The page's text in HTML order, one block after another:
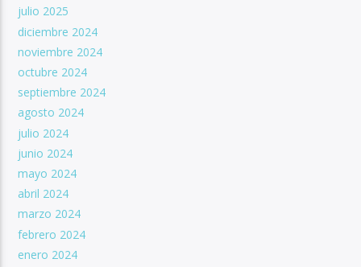
julio 2025
diciembre 2024
noviembre 2024
octubre 2024
septiembre 2024
agosto 2024
julio 2024
junio 2024
mayo 2024
abril 2024
marzo 2024
febrero 2024
enero 2024